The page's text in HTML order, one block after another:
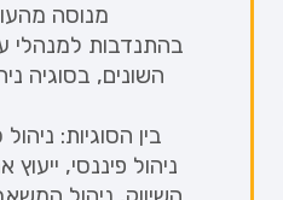
מנוסה
בהתנדבות למנהלי
השונים, בסוגיה
בין הסוגיות:
ניהול פיננסי, ייעוץ